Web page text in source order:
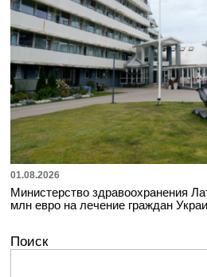
01.08.2026
Министерство здравоохранения
млн евро на лечение граждан
Поиск